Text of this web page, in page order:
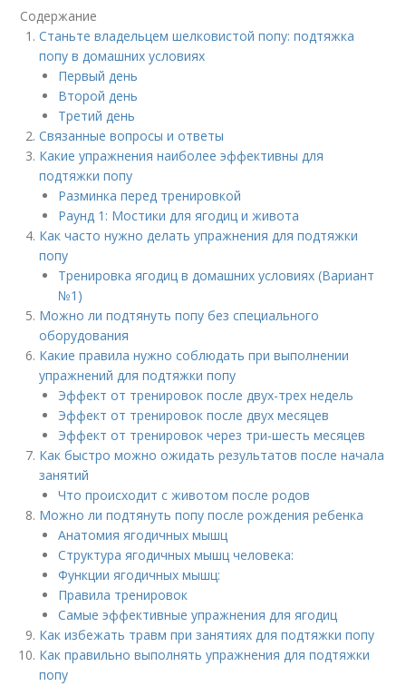
Содержание
Станьте владельцем шелковистой попу: подтяжка
попу в домашних условиях
Первый день
Второй день
Третий день
Связанные вопросы и ответы
Какие упражнения наиболее эффективны для
подтяжки попу
Разминка перед тренировкой
Раунд 1: Мостики для ягодиц и живота
Как часто нужно делать упражнения для подтяжки
попу
Тренировка ягодиц в домашних условиях (Вариант
№1)
Можно ли подтянуть попу без специального
оборудования
Какие правила нужно соблюдать при выполнении
упражнений для подтяжки попу
Эффект от тренировок после двух-трех недель
Эффект от тренировок после двух месяцев
Эффект от тренировок через три-шесть месяцев
Как быстро можно ожидать результатов после начала
занятий
Что происходит с животом после родов
Можно ли подтянуть попу после рождения ребенка
Анатомия ягодичных мышц
Структура ягодичных мышц человека:
Функции ягодичных мышц:
Правила тренировок
Самые эффективные упражнения для ягодиц
Как избежать травм при занятиях для подтяжки попу
Как правильно выполнять упражнения для подтяжки
попу